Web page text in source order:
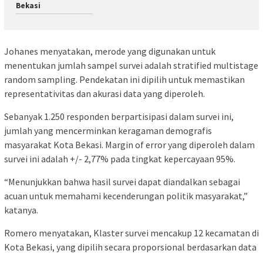
Bekasi
Johanes menyatakan, merode yang digunakan untuk
menentukan jumlah sampel survei adalah stratified multistage
random sampling. Pendekatan ini dipilih untuk memastikan
representativitas dan akurasi data yang diperoleh.
Sebanyak 1.250 responden berpartisipasi dalam survei ini,
jumlah yang mencerminkan keragaman demografis
masyarakat Kota Bekasi. Margin of error yang diperoleh dalam
survei ini adalah +/- 2,77% pada tingkat kepercayaan 95%.
“Menunjukkan bahwa hasil survei dapat diandalkan sebagai
acuan untuk memahami kecenderungan politik masyarakat,”
katanya.
Romero menyatakan, Klaster survei mencakup 12 kecamatan di
Kota Bekasi, yang dipilih secara proporsional berdasarkan data